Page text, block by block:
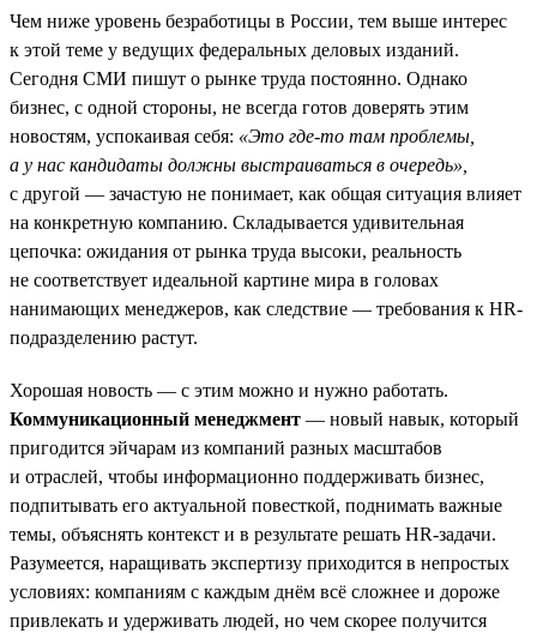
Чем ниже уровень безработицы в России, тем выше интерес
к этой теме у ведущих федеральных деловых изданий.
Сегодня СМИ пишут о рынке труда постоянно. Однако
бизнес, с одной стороны, не всегда готов доверять этим
новостям, успокаивая себя: «Это где-то там проблемы,
а у нас кандидаты должны выстраиваться в очередь»,
с другой — зачастую не понимает, как общая ситуация влияет
на конкретную компанию. Складывается удивительная
цепочка: ожидания от рынка труда высоки, реальность
не соответствует идеальной картине мира в головах
нанимающих менеджеров, как следствие — требования к HR-
подразделению растут.
Хорошая новость — с этим можно и нужно работать.
Коммуникационный менеджмент — новый навык, который
пригодится эйчарам из компаний разных масштабов
и отраслей, чтобы информационно поддерживать бизнес,
подпитывать его актуальной повесткой, поднимать важные
темы, объяснять контекст и в результате решать HR-задачи.
Разумеется, наращивать экспертизу приходится в непростых
условиях: компаниям с каждым днём всё сложнее и дороже
привлекать и удерживать людей, но чем скорее получится